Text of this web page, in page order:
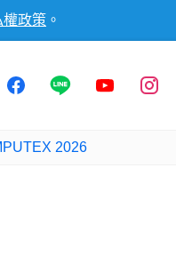
權政策 。
2026